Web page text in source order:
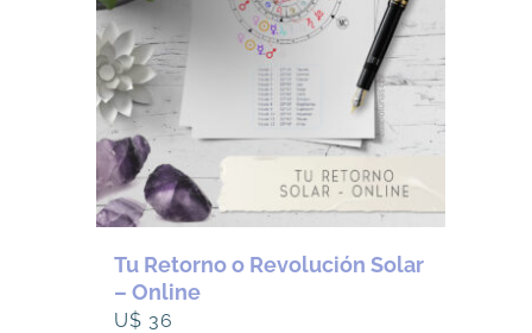
Tu Retorno o Revolución Solar
– Online
U$ 36